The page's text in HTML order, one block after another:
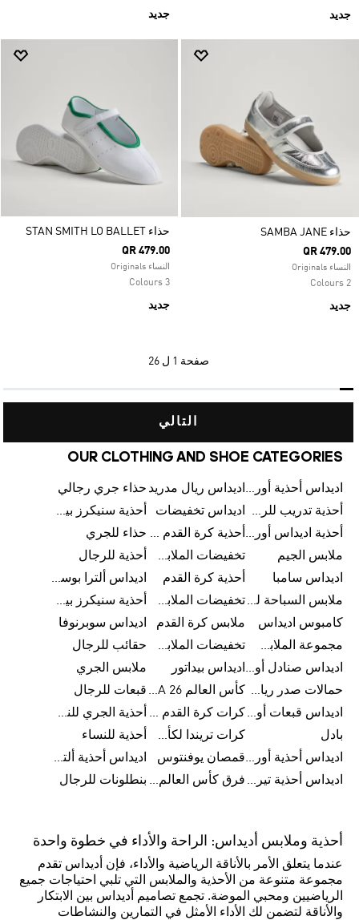
جديد جديد
حذاء SAMBA JANE
QR 479.00
النساء Originals
2 Colours
جديد
حذاء STAN SMITH LO BALLET
QR 479.00
النساء Originals
3 Colours
جديد
صفحة 1 ل 26
التالي
OUR CLOTHING AND SHOE CATEGORIES
اديداس أحذية أورجينالز اديداس ريال مدريد حذاء جري رجالي
أحذية تدريب للرجال
اديداس تخفيضات
أحذية سنيكرز بيضاء للرجال
أحذية اديداس أورجينال للنساء
أحذية كرة القدم للرجال حذاء للجري
ملابس الجيم
تخفيضات الملابس للأطفال
أحذية للرجال
اديداس سامبا
أحذية كرة القدم
اديداس ألترا بوست
ملابس السباحة للرجال
تخفيضات الملابس الرياضية
أحذية سنيكرز بيضاء للرجال
كامبوس اديداس
ملابس كرة القدم
اديداس سوبرنوفا
مجموعة الملابس الرياضية
تخفيضات الملابس للرجال
حقائب للرجال
اديداس صنادل أورجينال للنساء اديداس بيداتور
ملابس الجري
حمالات صدر رياضية
كأس العالم FIFA 26™ قبعات للرجال
اديداس قبعات أورجينال للرجال
كرات كرة القدم للرجال
أحذية الجري للنساء
بادل
كرات تريندا لكأس العالم FIFA 26™
أحذية للنساء
اديداس أحذية أورجينال للرجالقمصان يوفنتوس
اديداس أحذية ألترا بوست للرجال
اديداس أحذية تيريكس
فرق كأس العالم FIFA 26™ بنطلونات للرجال
أحذية وملابس أديداس: الراحة والأداء في خطوة واحدة
عندما يتعلق الأمر بالأناقة الرياضية والأداء، فإن أديداس تقدم
مجموعة متنوعة من الأحذية والملابس التي تلبي احتياجات جميع
الرياضيين ومحبي الموضة. تجمع تصاميم أديداس بين الابتكار
والأناقة لتضمن لك الأداء الأمثل في التمارين والنشاطات